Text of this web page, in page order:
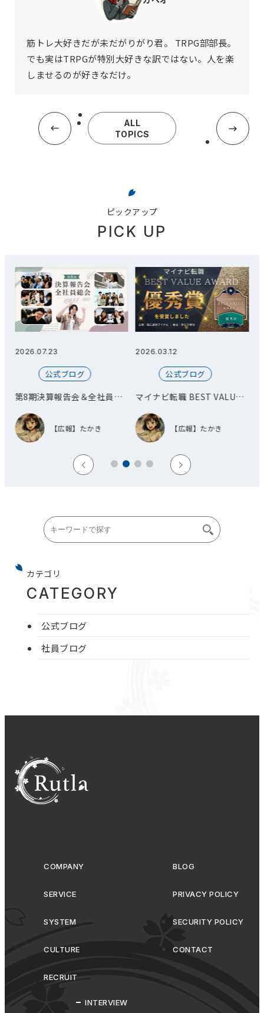
筋トレ大好きだが未だがりがり君。 TRPG部部長。
でも実はTRPGが特別大好きな訳ではない。人を楽
しませるのが好きなだけ。
ALL
TOPICS
ピックアップ
PICK UP
2026.03.12
公式ブログ
マイナビ転職 BEST VALUE
AWARD 優秀賞を受賞しまし
た！
【広報】たかき
2026.03.11
公式ブログ
オフィス移転とお披露目会を
開催しました！
【広報】たかき
カテゴリ
CATEGORY
公式ブログ
社員ブログ
COMPANY
SERVICE
SYSTEM
CULTURE
RECRUIT
INTERVIEW
BLOG
PRIVACY POLICY
SECURITY POLICY
CONTACT